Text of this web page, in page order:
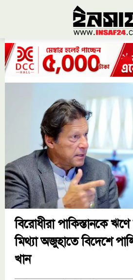
বিরোধীরা পাকিস্তানকে
মিথ্যা অজুহাতে বিদেশে
খান